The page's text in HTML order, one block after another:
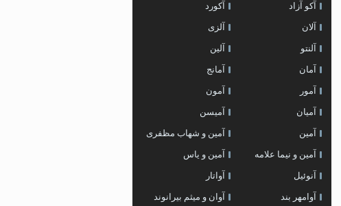
آکو آزاد آکورد
آلان آلزی
آلنتو آلین
آمان آمانج
آمور آمون
آمیان آمیسن
آمین آمین و شهاب مظفری
آمین و نیما علامه آمین و یاس
آنوئیل آواتار
آوامهر بند آوان و میثم بیرانوند